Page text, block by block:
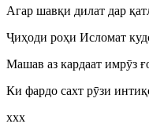
Агар шавқи дилат дар
Ҷиҳоди роҳи Исломат
Машав аз кардаат имрӯз
Ки фардо сахт рӯзи
ххх